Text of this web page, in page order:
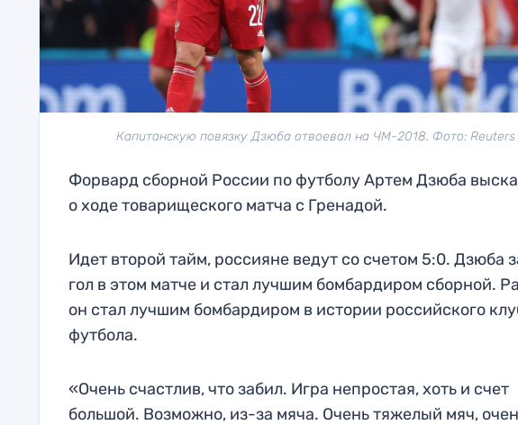
Капитанскую повязку Дзюба отвоевал на ЧМ-2018. Фото: Reuters
Форвард сборной России по футболу Артем Дзюба
о ходе товарищеского матча с Гренадой.
Идет второй тайм, росcияне ведут со счетом 5:0. Дзюба
гол в этом матче и стал лучшим бомбардиром сборной.
он стал лучшим бомбардиром в истории российского
футбола.
«Очень счастлив, что забил. Игра непростая, хоть и счет
большой. Возможно, из-за мяча. Очень тяжелый мяч,